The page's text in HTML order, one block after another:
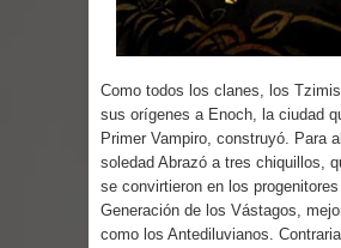
Parte 09: Los Muertos
Como todos los clanes, los
sus orígenes a Enoch, la ciudad
Primer Vampiro, construyó. Para
soledad Abrazó a tres chiquillos,
se convirtieron en los
Generación de los Vástagos,
como los Antediluvianos.